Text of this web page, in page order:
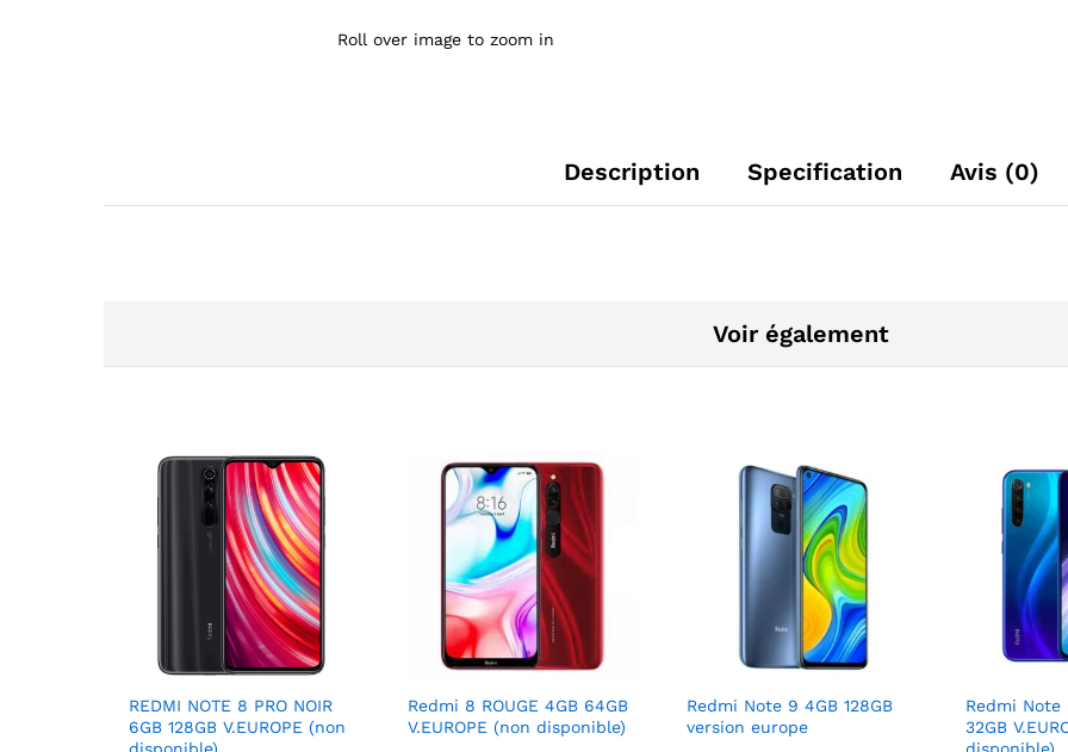
Roll over image to zoom in
Description Specification Avis (0)
Voir également
REDMI NOTE 8 PRO NOIR
6GB 128GB V.EUROPE (non
Redmi 8 ROUGE 4GB 64GB
V.EUROPE (non disponible)
Redmi Note 9 4GB 128GB
version europe
Redmi Note
32GB